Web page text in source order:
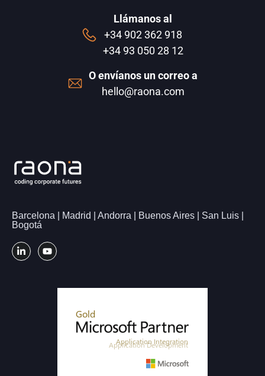
Llámanos al
+34 902 362 918
+34 93 050 28 12
O envíanos un correo a
hello@raona.com
Barcelona | Madrid | Andorra | Buenos Aires | San Luis |
Bogotá